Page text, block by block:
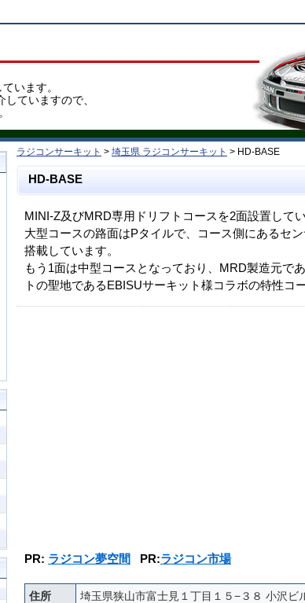
います。
ていますので、
ラジコンサーキット > 埼玉県 ラジコンサーキット > HD-BASE
HD-BASE
MINI-Z及びMRD専用ドリフトコースを2面設置して
大型コースの路面はPタイルで、コース側にあるセ
搭載しています。
もう1面は中型コースとなっており、MRD製造元で
トの聖地であるEBISUサーキット様コラボの特性コ
PR: ラジコン夢空間 PR:ラジコン市場
住所
埼玉県狭山市富士見１丁目１５−３８ 小沢ビ